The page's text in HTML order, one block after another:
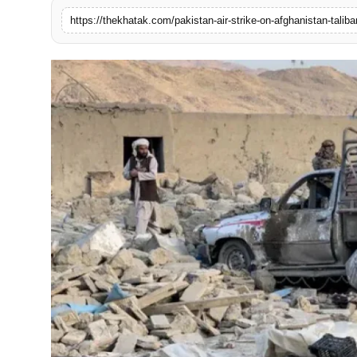
लाइफस्टाइल
अंतर्राष्ट्रीय
https://thekhatak.com/pakistan-air-strike-on-afghanistan-